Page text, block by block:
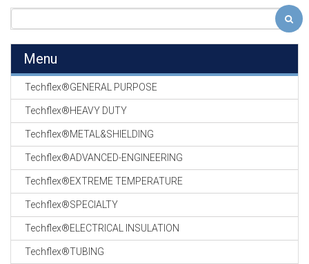
Menu
Techflex®GENERAL PURPOSE
Techflex®HEAVY DUTY
Techflex®METAL&SHIELDING
Techflex®ADVANCED-ENGINEERING
Techflex®EXTREME TEMPERATURE
Techflex®SPECIALTY
Techflex®ELECTRICAL INSULATION
Techflex®TUBING